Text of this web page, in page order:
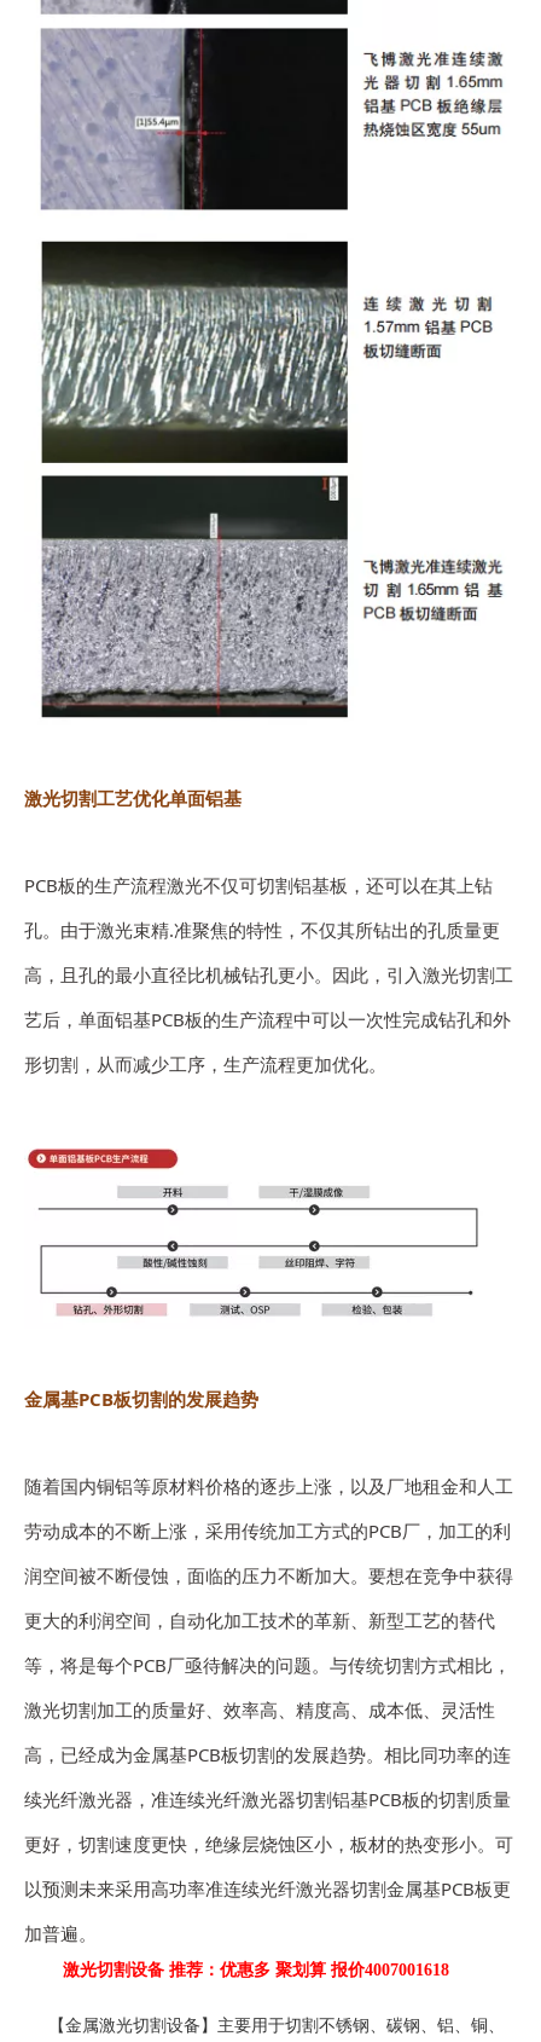
激光切割工艺优化单面铝基
PCB板的生产流程激光不仅可切割铝基板，还可以在其上钻
孔。由于激光束精.准聚焦的特性，不仅其所钻出的孔质量更
高，且孔的最小直径比机械钻孔更小。因此，引入激光切割工
艺后，单面铝基PCB板的生产流程中可以一次性完成钻孔和外
形切割，从而减少工序，生产流程更加优化。
金属基PCB板切割的发展趋势
随着国内铜铝等原材料价格的逐步上涨，以及厂地租金和人工
劳动成本的不断上涨，采用传统加工方式的PCB厂，加工的利
润空间被不断侵蚀，面临的压力不断加大。要想在竞争中获得
更大的利润空间，自动化加工技术的革新、新型工艺的替代
等，将是每个PCB厂亟待解决的问题。与传统切割方式相比，
激光切割加工的质量好、效率高、精度高、成本低、灵活性
高，已经成为金属基PCB板切割的发展趋势。相比同功率的连
续光纤激光器，准连续光纤激光器切割铝基PCB板的切割质量
更好，切割速度更快，绝缘层烧蚀区小，板材的热变形小。可
以预测未来采用高功率准连续光纤激光器切割金属基PCB板更
加普遍。
激光切割设备 推荐：优惠多 聚划算 报价4007001618
【金属激光切割设备 】主要用于切割不锈钢、碳钢、铝、铜、